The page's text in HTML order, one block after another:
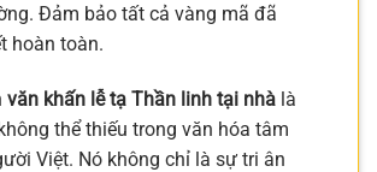
Đảm bảo tất cả vàng mã đã
hoàn toàn.
văn khấn lễ tạ Thần linh tại nhà là
thể thiếu trong văn hóa tâm
Việt. Nó không chỉ là sự tri ân